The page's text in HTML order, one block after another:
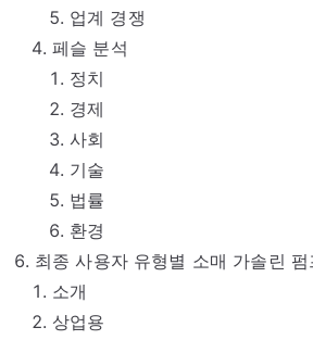
업계 경쟁
페슬 분석
정치
경제
사회
기술
법률
환경
최종 사용자 유형별 소매 가솔린
소개
상업용